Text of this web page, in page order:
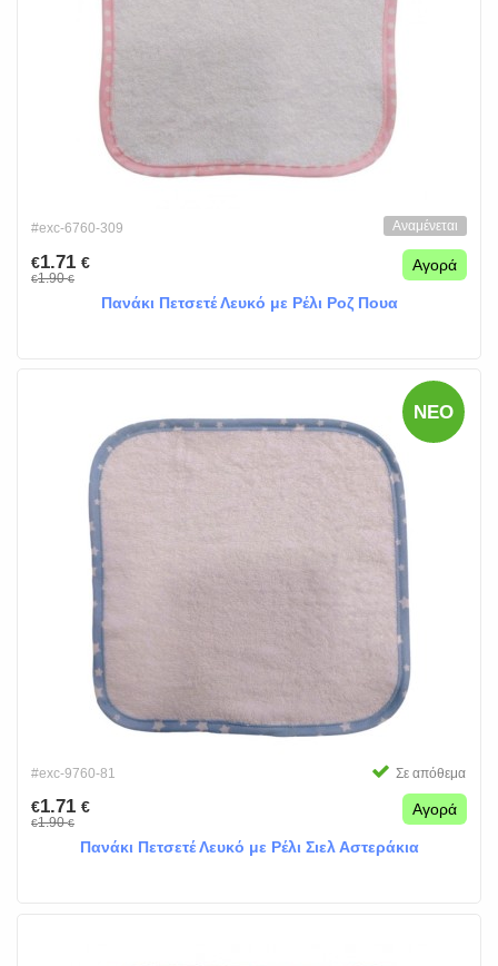
#exc-6760-309 Αναμένεται
€1.71 €
€1.90€
Αγορά
Πανάκι Πετσετέ Λευκό με Ρέλι Ροζ Πουα
ΝΈΟ
#exc-9760-81 Σε απόθεμα
€1.71 €
€1.90€
Αγορά
Πανάκι Πετσετέ Λευκό με Ρέλι Σιελ Αστεράκια